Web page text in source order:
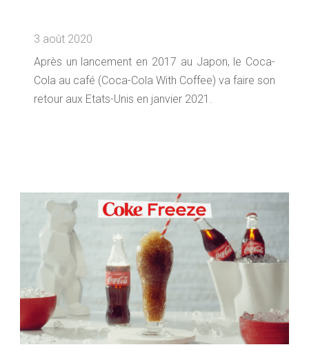
3 août 2020
Après un lancement en 2017 au Japon, le Coca-
Cola au café (Coca-Cola With Coffee) va faire son
retour aux Etats-Unis en janvier 2021.